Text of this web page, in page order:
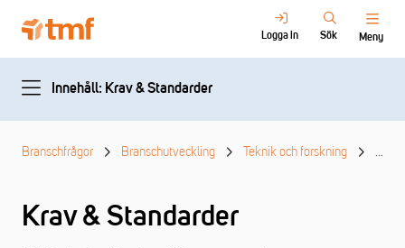
Logga in Sök Meny
Innehåll: Krav & Standarder
Branschfrågor Branschutveckling Teknik och forskning Krav
Krav & Standarder